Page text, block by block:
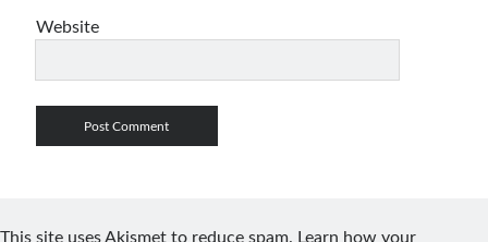
Website
This site uses Akismet to reduce spam. Learn how your